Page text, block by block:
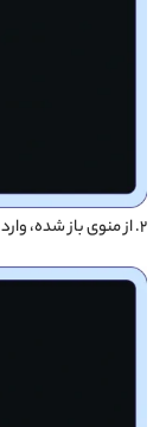
۲. از منوی باز شده، وارد بخش Accounts Center شوید.